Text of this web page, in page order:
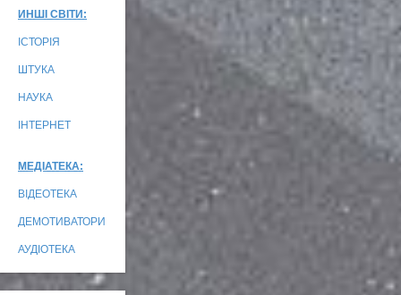
ИНШІ СВІТИ:
ІСТОРІЯ
ШТУКА
НАУКА
ІНТЕРНЕТ
МЕДІАТЕКА:
ВІДЕОТЕКА
ДЕМОТИВАТОРИ
АУДІОТЕКА